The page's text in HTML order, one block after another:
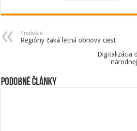
Predošlé
Regióny čaká letná obnova ciest
Digitalizácia
Podobné články